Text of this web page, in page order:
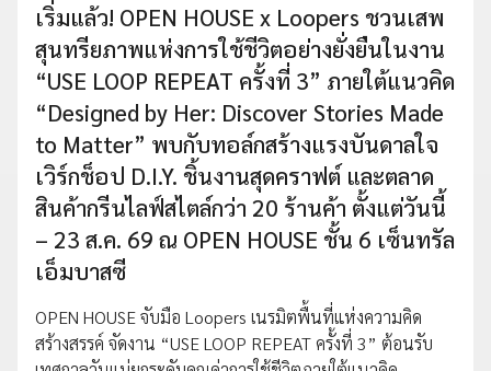
เริ่มแล้ว! OPEN HOUSE x Loopers ชวนเสพ
สุนทรียภาพแห่งการใช้ชีวิตอย่างยั่งยืนในงาน
“USE LOOP REPEAT ครั้งที่ 3” ภายใต้แนวคิด
“Designed by Her: Discover Stories Made
to Matter” พบกับทอล์กสร้างแรงบันดาลใจ
เวิร์กช็อป D.I.Y. ชิ้นงานสุดคราฟต์ และตลาด
สินค้ากรีนไลฟ์สไตล์กว่า 20 ร้านค้า ตั้งแต่วันนี้
– 23 ส.ค. 69 ณ OPEN HOUSE ชั้น 6 เซ็นทรัล
เอ็มบาสซี
OPEN HOUSE จับมือ Loopers เนรมิตพื้นที่แห่งความคิด
สร้างสรรค์ จัดงาน “USE LOOP REPEAT ครั้งที่ 3” ต้อนรับ